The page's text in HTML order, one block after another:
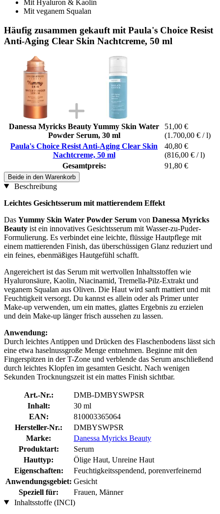
Mit Hyaluron & Kaolin
Mit veganem Squalan
Häufig zusammen gekauft mit Paula's Choice Resist
Anti-Aging Clear Skin Nachtcreme, 50 ml
Danessa Myricks Beauty Yummy Skin Water
Powder Serum, 30 ml
51,00 €
(1.700,00 € / l)
Paula's Choice Resist Anti-Aging Clear Skin
Nachtcreme, 50 ml
40,80 €
(816,00 € / l)
Gesamtpreis:
91,80 €
Beide in den Warenkorb
Beschreibung
Leichtes Gesichtsserum mit mattierendem Effekt
Das Yummy Skin Water Powder Serum von Danessa Myricks
Beauty ist ein innovatives Gesichtsserum mit Wasser-zu-Puder-
Formulierung. Es verbindet eine leichte, flüssige Hautpflege mit
einem mattierenden Finish, das überschüssigen Glanz reduziert und
ein feines, ebenmäßiges Hautgefühl schafft.
Angereichert ist das Serum mit wertvollen Inhaltsstoffen wie
Hyaluronsäure, Kaolin, Niacinamid, Tremella-Pilz-Extrakt und
veganem Squalan aus Oliven. Die Haut wird sanft mattiert und mit
Feuchtigkeit versorgt. Du kannst es allein oder als Primer unter
Make-up verwenden, um ein mattes, glattes Ergebnis zu erzielen
und dein Make-up länger frisch aussehen zu lassen.
Anwendung:
Durch leichtes Antippen und Drücken des Flaschenbodens lässt sich
eine etwa haselnussgroße Menge entnehmen. Beginne mit den
Fingerspitzen in der T-Zone und verblende das Serum anschließend
durch leichtes Klopfen im gesamten Gesicht. Nach wenigen
Sekunden Trocknungszeit ist ein mattes Finish sichtbar.
Art.-Nr.:
DMB-DMBYSWPSR
Inhalt:
30 ml
EAN:
810003365064
Hersteller-Nr.:
DMBYSWPSR
Marke:
Danessa Myricks Beauty
Produktart:
Serum
Hauttyp:
Ölige Haut, Unreine Haut
Eigenschaften:
Feuchtigkeitsspendend, porenverfeinernd
Anwendungsgebiet: Gesicht
Speziell für:
Frauen, Männer
Inhaltsstoffe (INCI)